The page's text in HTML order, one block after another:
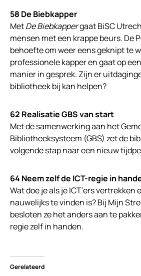
58 De Biebkapper
MetDe Biebkappergaat BiSC
mensen met een krappe beurs. De
behoefte om weer eens geknipt te
professionele kapper en gaat op
manier in gesprek. Zijn er
bibliotheek bij kan helpen?
62 Realisatie GBS van start
Met de samenwerking aan het
Bibliotheeksysteem (GBS) zet de
volgende stap naar een nieuw
64 Neem zelf de ICT-regie in
Wat doe je als je ICT’ers vertrekken
nauwelijks te vinden is? Bij Mijn
besloten ze het anders aan te
regie zelf in handen.
Gerelateerd